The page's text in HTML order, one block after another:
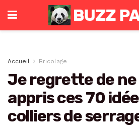
Accueil Bricolage
Je regrette de ne
appris ces 70
colliers de